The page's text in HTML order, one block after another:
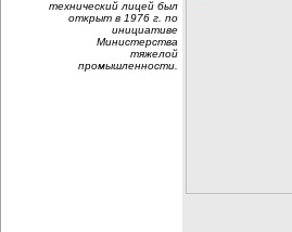
технический лицей был
открыт в 1976 г. по
инициативе
Министерства
тяжелой
промышленности.